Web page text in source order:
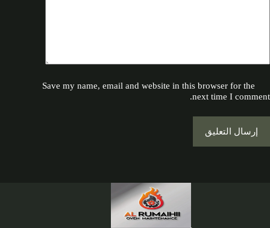
Save my name, email and website in this browser for the
next time I comment.
إرسال التعليق